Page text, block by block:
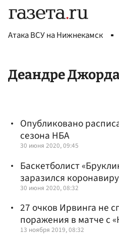
Атака ВСУ на Нижнекамск
Деандре
Опубликовано
сезона НБА
30 июня 2020, 09:45
Баскетболист
заразился
30 июня 2020, 08:32
27 очков Ирвинга не
поражения в матче с
13 ноября 2019, 08:32